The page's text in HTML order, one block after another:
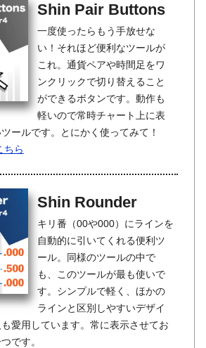
Shin Pair Buttons
一度使ったらもう手放せな
い！それほど便利なツールが
これ。通貨ペアや時間足をワ
ンクリックで切り替えること
ができるボタンです。動作も
軽いので常時チャート上に表
ールです。とにかく使ってみて！
ちら
Shin Rounder
キリ番（00や000）にラインを
自動的に引いてくれる便利ツ
ール。同様のツールの中で
も、このツールが最も使いで
す。シンプルで軽く、ほかの
ラインと区別しやすいデザイ
愛用しています。常に表示させてお
です。